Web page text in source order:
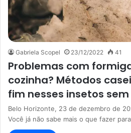
Gabriela Scopel 23/12/2022 41
Problemas com
cozinha? Métodos
fim nesses insetos
Belo Horizonte, 23 de dezembro de
Você já não sabe mais o que fazer